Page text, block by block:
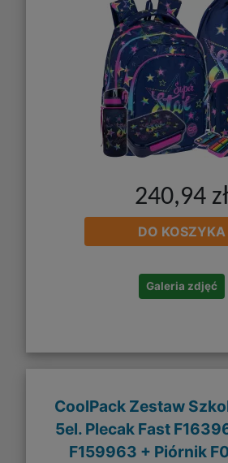
240,94 zł
DO KOSZYKA
Galeria zdjęć
CoolPack Zestaw
5el. Plecak Fast
F159963 + Piórnik